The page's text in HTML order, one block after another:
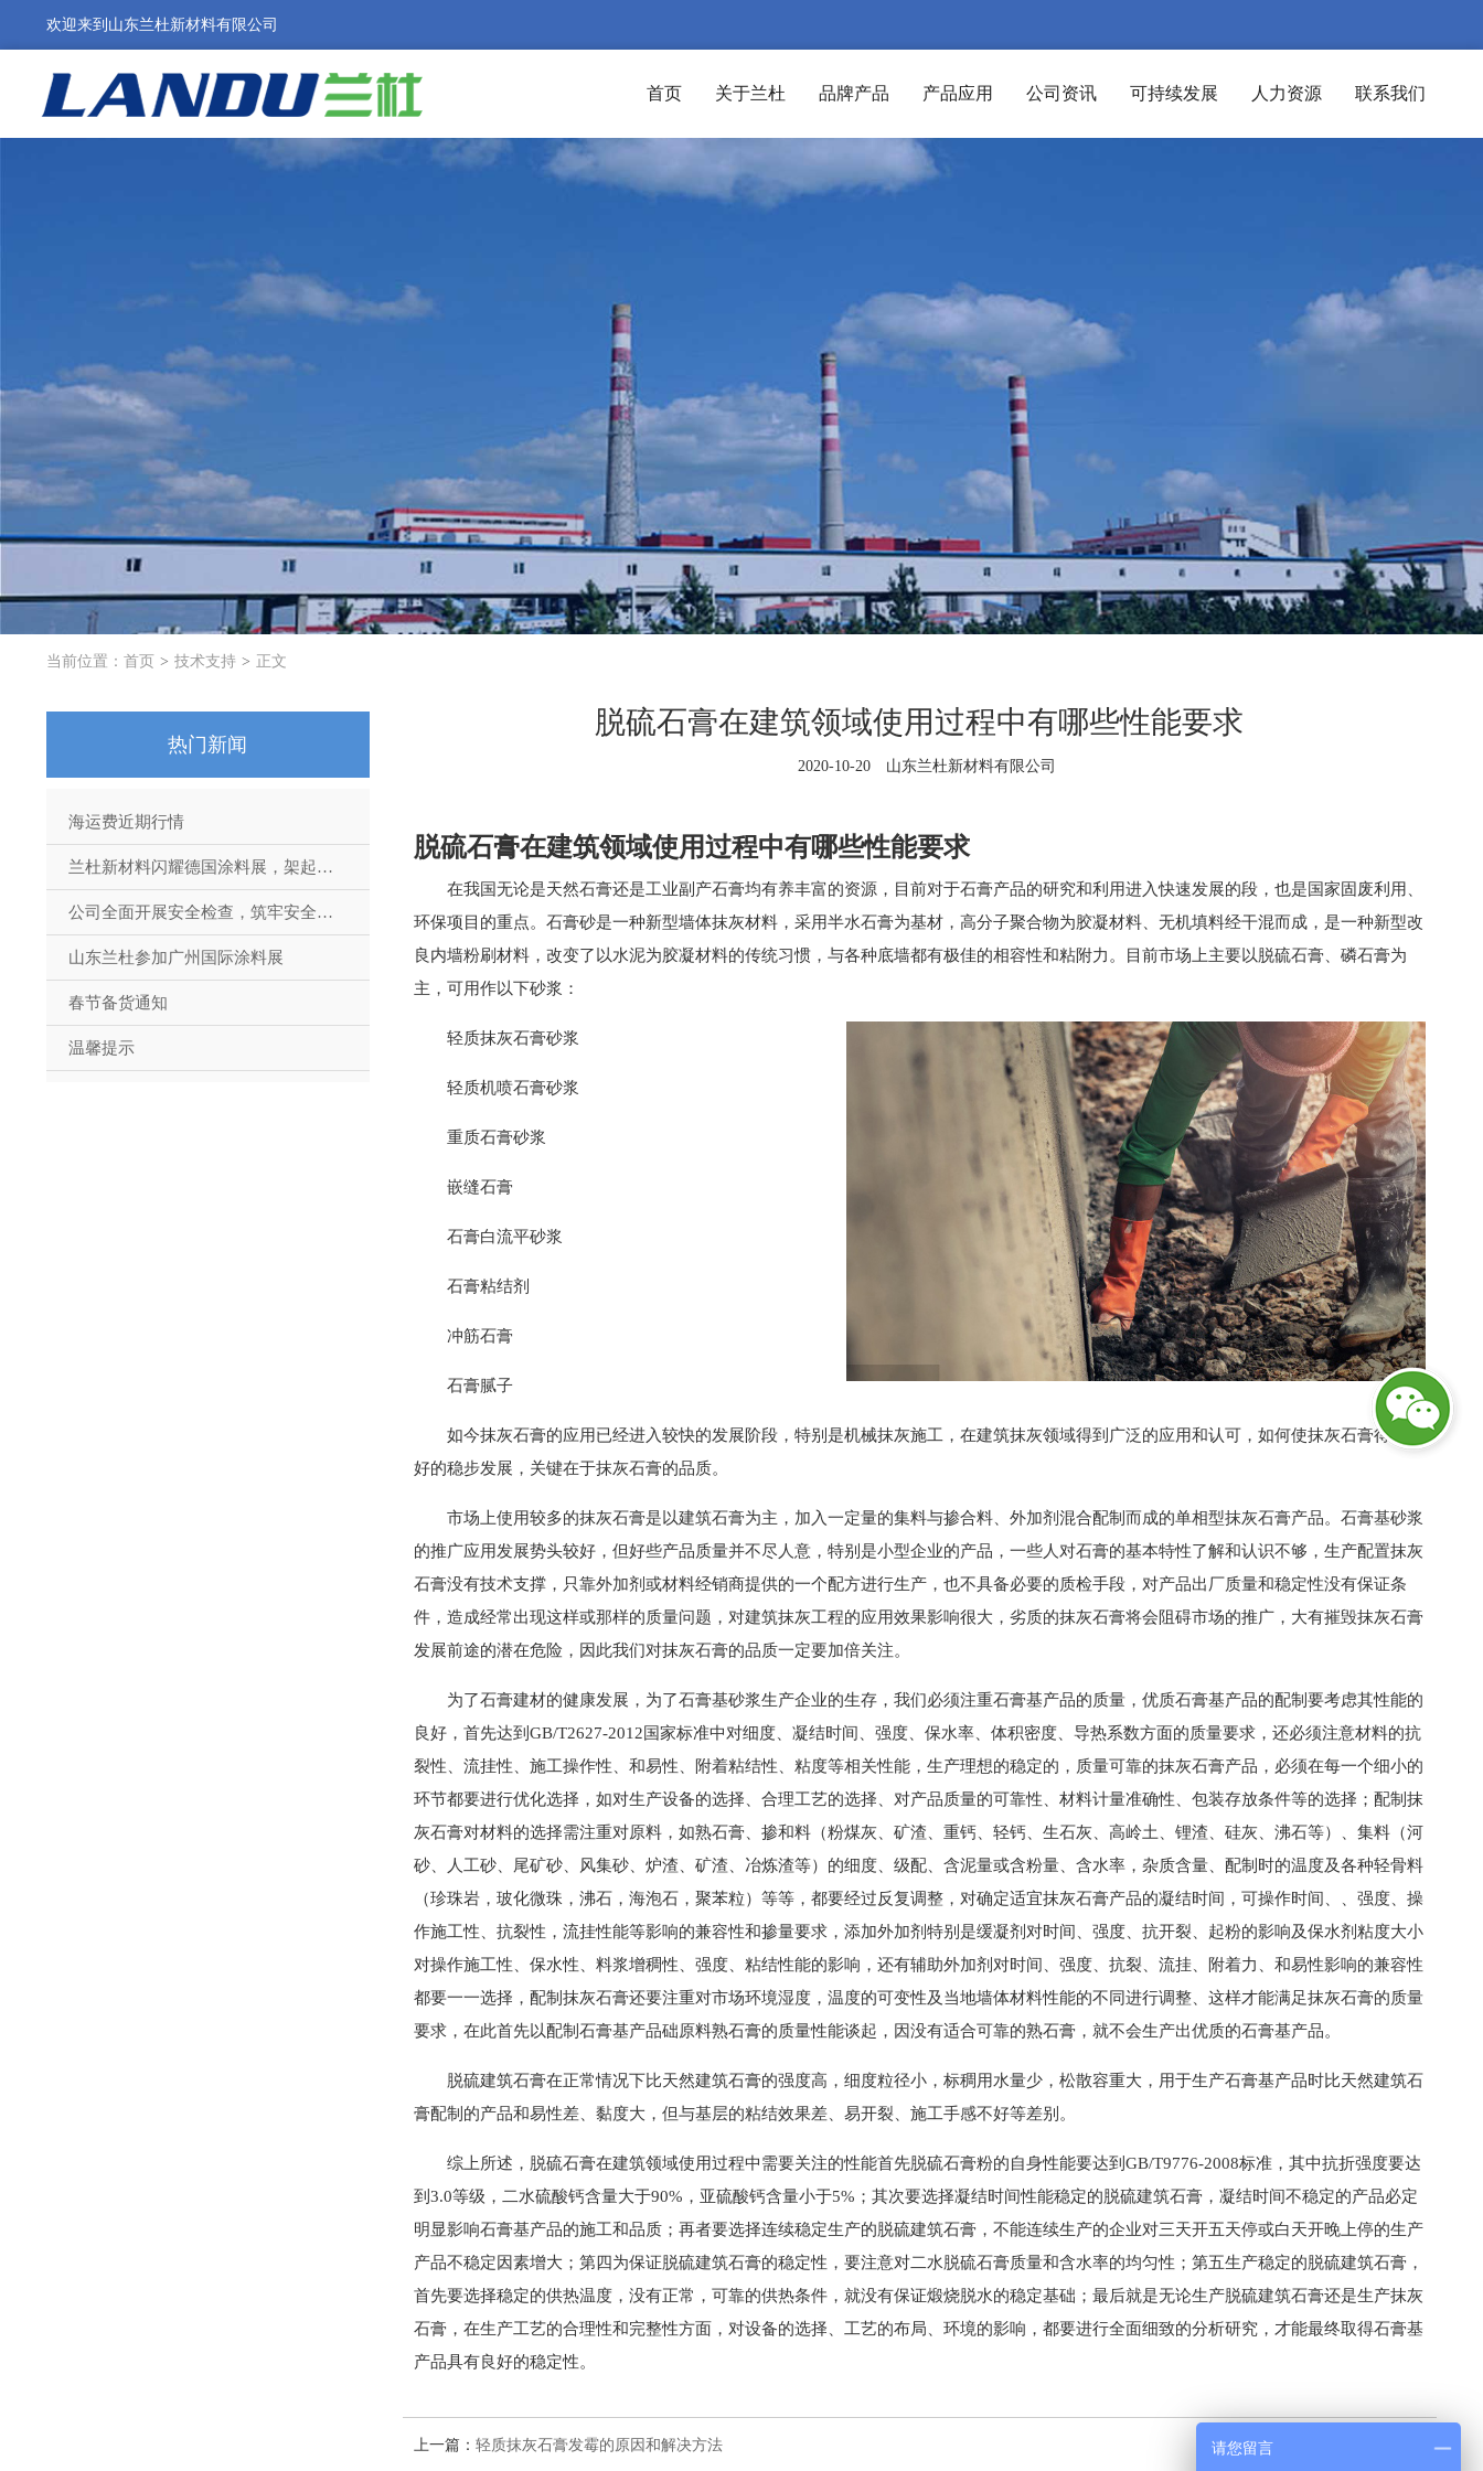
欢迎来到山东兰杜新材料有限公司
首页 关于兰杜 品牌产品 产品应用 公司资讯 可持续发展 人力资源 联系我们
当前位置： 首页 技术支持 正文
脱硫石膏在建筑领域使用过程中有哪些性能要求
2020-10-20 山东兰杜新材料有限公司
脱硫石膏在建筑领域使用过程中有哪些性能要求
在我国无论是天然石膏还是工业副产石膏均有养丰富的资源，目前对于石膏产品的研究和利用进入快速发展的段，也是国家固废利用、
环保项目的重点。石膏砂是一种新型墙体抹灰材料，采用半水石膏为基材，高分子聚合物为胶凝材料、无机填料经干混而成，是一种新型改
良内墙粉刷材料，改变了以水泥为胶凝材料的传统习惯，与各种底墙都有极佳的相容性和粘附力。目前市场上主要以脱硫石膏、磷石膏为
主，可用作以下砂浆：
轻质抹灰石膏砂浆
轻质机喷石膏砂浆
重质石膏砂浆
嵌缝石膏
石膏白流平砂浆
石膏粘结剂
冲筋石膏
石膏腻子
如今抹灰石膏的应用已经进入较快的发展阶段，特别是机械抹灰施工，在建筑抹灰领域得到广泛的应用和认可，如何使抹灰石膏得到更
好的稳步发展，关键在于抹灰石膏的品质。
市场上使用较多的抹灰石膏是以建筑石膏为主，加入一定量的集料与掺合料、外加剂混合配制而成的单相型抹灰石膏产品。石膏基砂浆
的推广应用发展势头较好，但好些产品质量并不尽人意，特别是小型企业的产品，一些人对石膏的基本特性了解和认识不够，生产配置抹灰
石膏没有技术支撑，只靠外加剂或材料经销商提供的一个配方进行生产，也不具备必要的质检手段，对产品出厂质量和稳定性没有保证条
件，造成经常出现这样或那样的质量问题，对建筑抹灰工程的应用效果影响很大，劣质的抹灰石膏将会阻碍市场的推广，大有摧毁抹灰石膏
发展前途的潜在危险，因此我们对抹灰石膏的品质一定要加倍关注。
为了石膏建材的健康发展，为了石膏基砂浆生产企业的生存，我们必须注重石膏基产品的质量，优质石膏基产品的配制要考虑其性能的
良好，首先达到GB/T2627-2012国家标准中对细度、凝结时间、强度、保水率、体积密度、导热系数方面的质量要求，还必须注意材料的抗
裂性、流挂性、施工操作性、和易性、附着粘结性、粘度等相关性能，生产理想的稳定的，质量可靠的抹灰石膏产品，必须在每一个细小的
环节都要进行优化选择，如对生产设备的选择、合理工艺的选择、对产品质量的可靠性、材料计量准确性、包装存放条件等的选择；配制抹
灰石膏对材料的选择需注重对原料，如熟石膏、掺和料（粉煤灰、矿渣、重钙、轻钙、生石灰、高岭土、锂渣、硅灰、沸石等）、集料（河
砂、人工砂、尾矿砂、风集砂、炉渣、矿渣、冶炼渣等）的细度、级配、含泥量或含粉量、含水率，杂质含量、配制时的温度及各种轻骨料
（珍珠岩，玻化微珠，沸石，海泡石，聚苯粒）等等，都要经过反复调整，对确定适宜抹灰石膏产品的凝结时间，可操作时间、、强度、操
作施工性、抗裂性，流挂性能等影响的兼容性和掺量要求，添加外加剂特别是缓凝剂对时间、强度、抗开裂、起粉的影响及保水剂粘度大小
对操作施工性、保水性、料浆增稠性、强度、粘结性能的影响，还有辅助外加剂对时间、强度、抗裂、流挂、附着力、和易性影响的兼容性
都要一一选择，配制抹灰石膏还要注重对市场环境湿度，温度的可变性及当地墙体材料性能的不同进行调整、这样才能满足抹灰石膏的质量
要求，在此首先以配制石膏基产品础原料熟石膏的质量性能谈起，因没有适合可靠的熟石膏，就不会生产出优质的石膏基产品。
脱硫建筑石膏在正常情况下比天然建筑石膏的强度高，细度粒径小，标稠用水量少，松散容重大，用于生产石膏基产品时比天然建筑石
膏配制的产品和易性差、黏度大，但与基层的粘结效果差、易开裂、施工手感不好等差别。
综上所述，脱硫石膏在建筑领域使用过程中需要关注的性能首先脱硫石膏粉的自身性能要达到GB/T9776-2008标准，其中抗折强度要达
到3.0等级，二水硫酸钙含量大于90%，亚硫酸钙含量小于5%；其次要选择凝结时间性能稳定的脱硫建筑石膏，凝结时间不稳定的产品必定
明显影响石膏基产品的施工和品质；再者要选择连续稳定生产的脱硫建筑石膏，不能连续生产的企业对三天开五天停或白天开晚上停的生产
产品不稳定因素增大；第四为保证脱硫建筑石膏的稳定性，要注意对二水脱硫石膏质量和含水率的均匀性；第五生产稳定的脱硫建筑石膏，
首先要选择稳定的供热温度，没有正常，可靠的供热条件，就没有保证煅烧脱水的稳定基础；最后就是无论生产脱硫建筑石膏还是生产抹灰
石膏，在生产工艺的合理性和完整性方面，对设备的选择、工艺的布局、环境的影响，都要进行全面细致的分析研究，才能最终取得石膏基
产品具有良好的稳定性。
上一篇： 轻质抹灰石膏发霉的原因和解决方法
热门新闻
海运费近期行情
兰杜新材料闪耀德国涂料展，架起国际交流桥梁
公司全面开展安全检查，筑牢安全生产防线
山东兰杜参加广州国际涂料展
春节备货通知
温馨提示
请您留言